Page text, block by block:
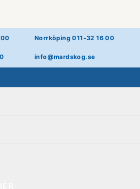
Norrköping 011-32 16 00
info@mardskog.se